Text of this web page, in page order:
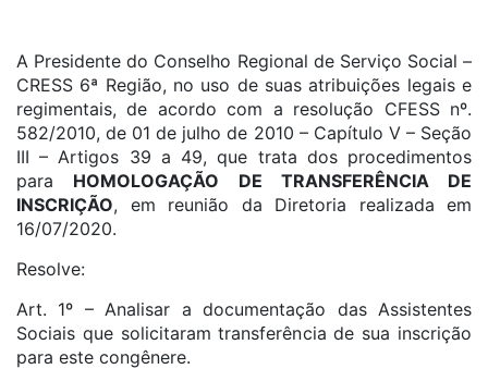
A Presidente do Conselho Regional de Serviço Social –
CRESS 6ª Região, no uso de suas atribuições legais e
regimentais, de acordo com a resolução CFESS nº.
582/2010, de 01 de julho de 2010 – Capítulo V – Seção
III – Artigos 39 a 49, que trata dos procedimentos
para HOMOLOGAÇÃO DE TRANSFERÊNCIA DE
INSCRIÇÃO, em reunião da Diretoria realizada em
16/07/2020.
Resolve:
Art. 1º – Analisar a documentação das Assistentes
Sociais que solicitaram transferência de sua inscrição
para este congênere.